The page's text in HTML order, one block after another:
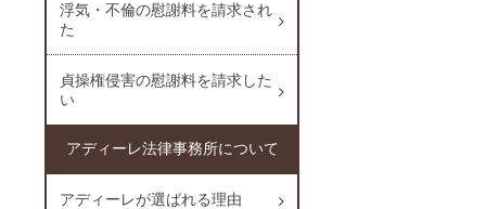
浮気・不倫の慰謝料を請求され
た
貞操権侵害の慰謝料を請求した
い
アディーレ法律事務所について
アディーレが選ばれる理由